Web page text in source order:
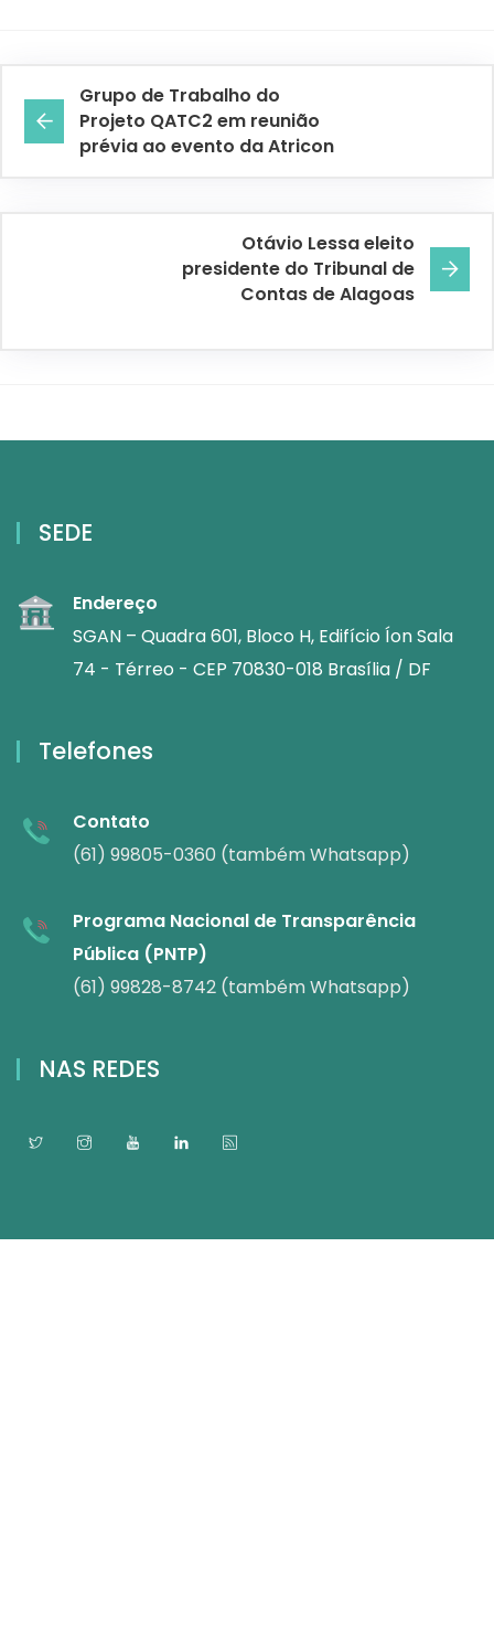
Grupo de Trabalho do
Projeto QATC2 em reunião
prévia ao evento da Atricon
Otávio Lessa eleito
presidente do Tribunal de
Contas de Alagoas
SEDE
Endereço
SGAN – Quadra 601, Bloco H, Edifício Íon Sala
74 - Térreo - CEP 70830-018 Brasília / DF
Telefones
Contato
(61) 99805-0360 (também Whatsapp)
Programa Nacional de Transparência
Pública (PNTP)
(61) 99828-8742 (também Whatsapp)
NAS REDES